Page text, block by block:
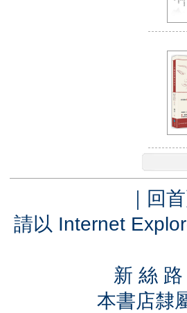
｜ 回
請以 Internet
新 絲
本書店隸